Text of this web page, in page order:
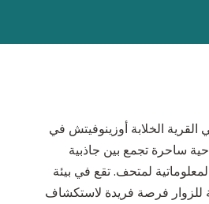
القرية الخلابة أوزينوفيتش في
ساحرة تجمع بين جاذبية
لمتحف. تقع في بيئة
للزوار فرصة فريدة لاستكشاف